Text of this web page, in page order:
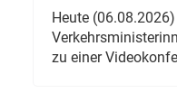
Heute
zu einer